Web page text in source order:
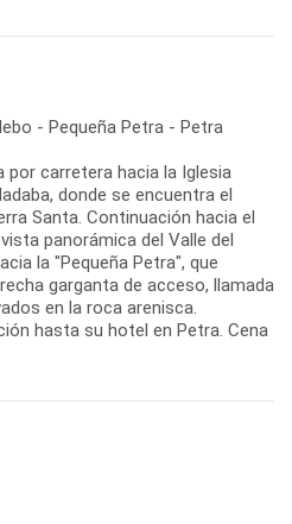
- Pequeña Petra - Petra
por carretera hacia la Iglesia
donde se encuentra el
Santa. Continuación hacia el
panorámica del Valle del
la "Pequeña Petra", que
garganta de acceso, llamada
en la roca arenisca.
hasta su hotel en Petra. Cena